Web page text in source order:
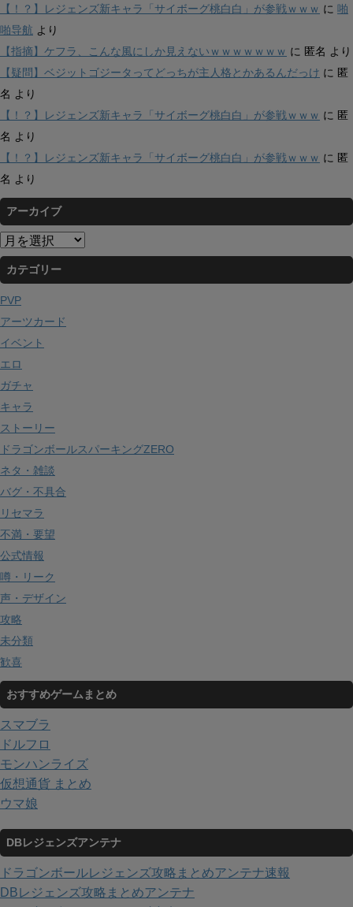
【！？】レジェンズ新キャラ「サイボーグ桃白白」が参戦ｗｗｗ に 啪
啪导航 より
【指摘】ケフラ、こんな風にしか見えないｗｗｗｗｗｗｗ に 匿名 より
【疑問】ベジットゴジータってどっちが主人格とかあるんだっけ に 匿
名 より
【！？】レジェンズ新キャラ「サイボーグ桃白白」が参戦ｗｗｗ に 匿
名 より
【！？】レジェンズ新キャラ「サイボーグ桃白白」が参戦ｗｗｗ に 匿
名 より
アーカイブ
ア
ー
カ
イ
ブ
カテゴリー
PVP
アーツカード
イベント
エロ
ガチャ
キャラ
ストーリー
ドラゴンボールスパーキングZERO
ネタ・雑談
バグ・不具合
リセマラ
不満・要望
公式情報
噂・リーク
声・デザイン
攻略
未分類
歓喜
おすすめゲームまとめ
スマブラ
ドルフロ
モンハンライズ
仮想通貨 まとめ
ウマ娘
DBレジェンズアンテナ
ドラゴンボールレジェンズ攻略まとめアンテナ速報
DBレジェンズ攻略まとめアンテナ